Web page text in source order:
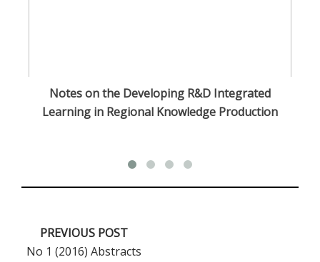
Notes on the Developing R&D Integrated
Learning in Regional Knowledge Production
PREVIOUS POST
No 1 (2016) Abstracts